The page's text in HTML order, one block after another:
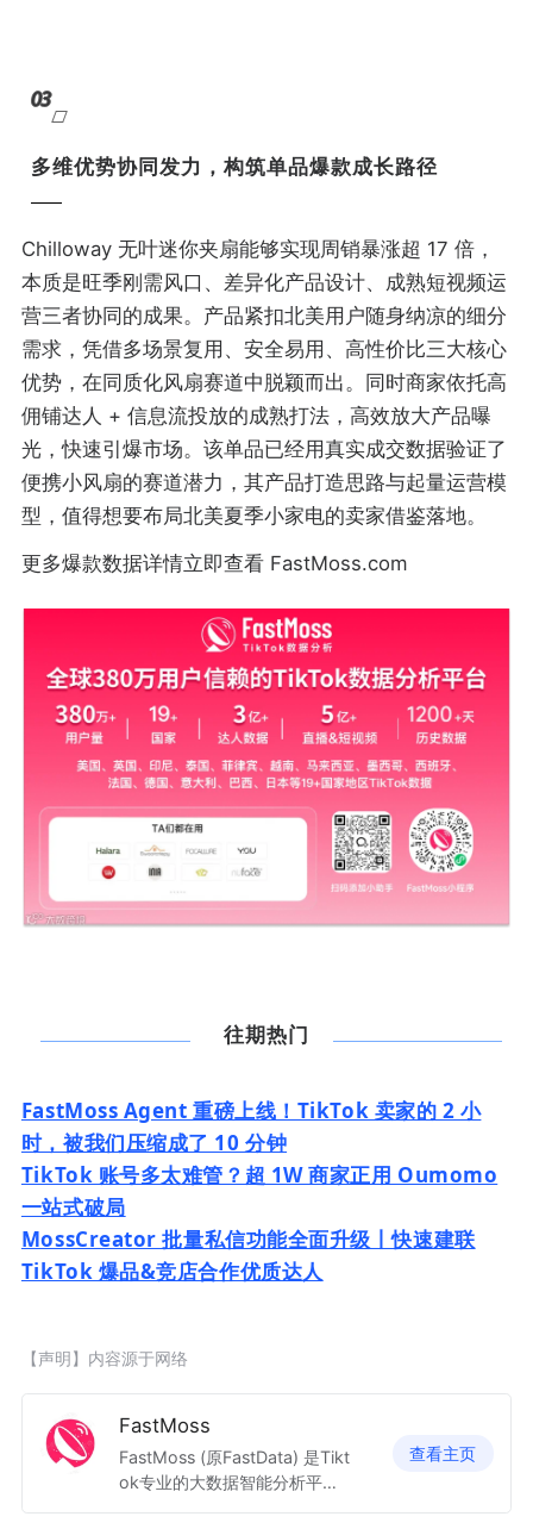
03
多维优势协同发力，构筑单品爆款成长路径
Chilloway 无叶迷你夹扇能够实现周销暴涨超 17 倍，
本质是旺季刚需风口、差异化产品设计、成熟短视频运
营三者协同的成果。产品紧扣北美用户随身纳凉的细分
需求，凭借多场景复用、安全易用、高性价比三大核心
优势，在同质化风扇赛道中脱颖而出。同时商家依托高
佣铺达人 + 信息流投放的成熟打法，高效放大产品曝
光，快速引爆市场。该单品已经用真实成交数据验证了
便携小风扇的赛道潜力，其产品打造思路与起量运营模
型，值得想要布局北美夏季小家电的卖家借鉴落地。
更多爆款数据详情立即查看 FastMoss.com
往期热门
FastMoss Agent 重磅上线！TikTok 卖家的 2 小
时，被我们压缩成了 10 分钟
TikTok 账号多太难管？超 1W 商家正用 Oumomo
一站式破局
MossCreator 批量私信功能全面升级丨快速建联
TikTok 爆品&竞店合作优质达人
【声明】内容源于网络
FastMoss
FastMoss (原FastData) 是Tikt
ok专业的大数据智能分析平
查看主页